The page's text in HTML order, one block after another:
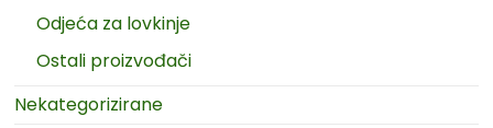
Odjeća za lovkinje
Ostali proizvođači
Nekategorizirane